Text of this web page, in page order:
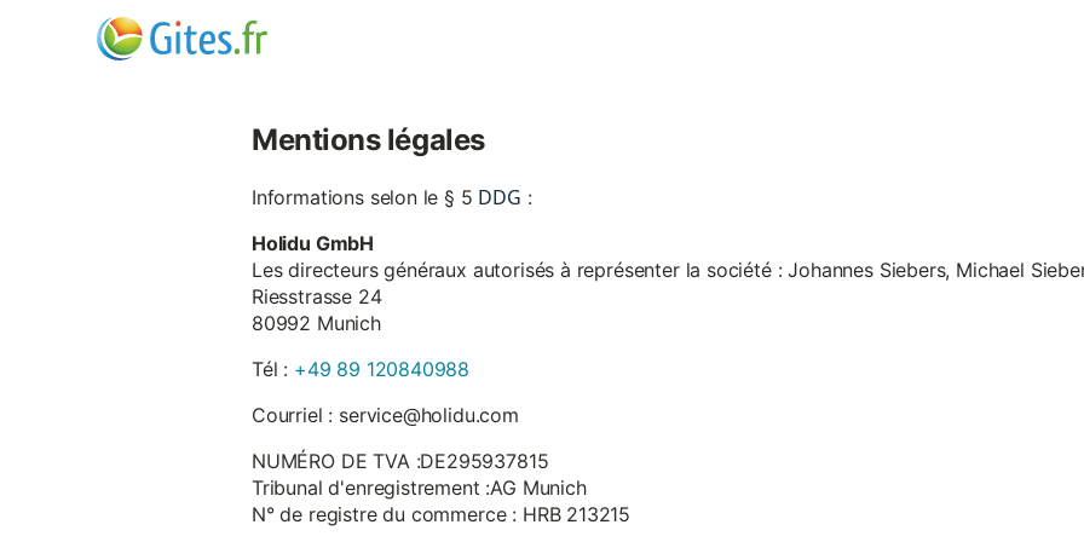
Mentions légales
Informations selon le § 5 DDG :
Holidu GmbH
Les directeurs généraux autorisés à représenter la société : Johannes Siebers, Michael
Riesstrasse 24
80992 Munich
Tél : +49 89 120840988
Courriel : service@holidu.com
NUMÉRO DE TVA :DE295937815
Tribunal d'enregistrement :AG Munich
N° de registre du commerce : HRB 213215